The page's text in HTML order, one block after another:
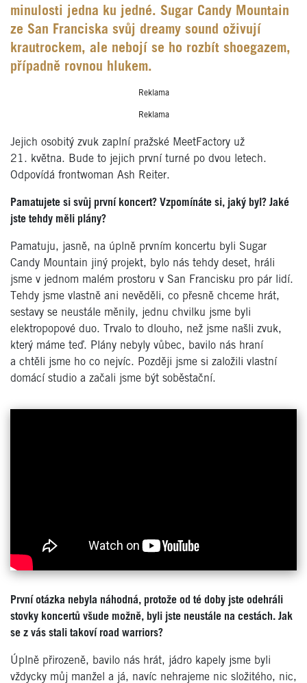
minulosti jedna ku jedné. Sugar Candy Mountain
ze San Franciska svůj dreamy sound oživují
krautrockem, ale nebojí se ho rozbít shoegazem,
případně rovnou hlukem.
Reklama
Reklama
Jejich osobitý zvuk zaplní pražské MeetFactory už
21. května. Bude to jejich první turné po dvou letech.
Odpovídá frontwoman Ash Reiter.
Pamatujete si svůj první koncert? Vzpomínáte si, jaký byl? Jaké
jste tehdy měli plány?
Pamatuju, jasně, na úplně prvním koncertu byli Sugar
Candy Mountain jiný projekt, bylo nás tehdy deset, hráli
jsme v jednom malém prostoru v San Francisku pro pár lidí.
Tehdy jsme vlastně ani nevěděli, co přesně chceme hrát,
sestavy se neustále měnily, jednu chvilku jsme byli
elektropopové duo. Trvalo to dlouho, než jsme našli zvuk,
který máme teď. Plány nebyly vůbec, bavilo nás hraní
a chtěli jsme ho co nejvíc. Později jsme si založili vlastní
domácí studio a začali jsme být soběstační.
První otázka nebyla náhodná, protože od té doby jste odehráli
stovky koncertů všude možně, byli jste neustále na cestách. Jak
se z vás stali takoví road warriors?
Úplně přirozeně, bavilo nás hrát, jádro kapely jsme byli
vždycky můj manžel a já, navíc nehrajeme nic složitého, nic,